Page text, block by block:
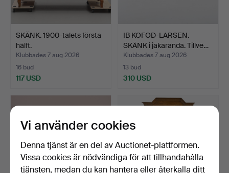
SKÄNK. 1900-talets första
hälft.
Klubbades 7 aug 2026
16 bud
117 USD
IB KOFOD-LARSEN.
SKÄNK i jakaranda. Tillve…
Klubbades 7 aug 2026
13 bud
310 USD
Vi använder cookies
Denna tjänst är en del av Auctionet-plattformen.
Vissa cookies är nödvändiga för att tillhandahålla
tjänsten, medan du kan hantera eller återkalla ditt